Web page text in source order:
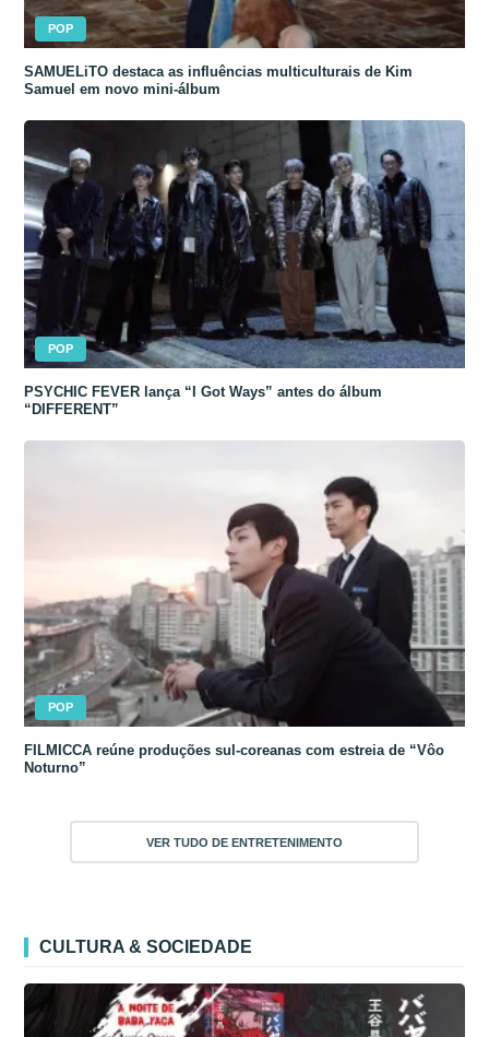
POP
SAMUELiTO destaca as influências multiculturais de Kim
Samuel em novo mini-álbum
POP
PSYCHIC FEVER lança “I Got Ways” antes do álbum
“DIFFERENT”
POP
FILMICCA reúne produções sul-coreanas com estreia de “Vôo
Noturno”
VER TUDO DE ENTRETENIMENTO
CULTURA & SOCIEDADE